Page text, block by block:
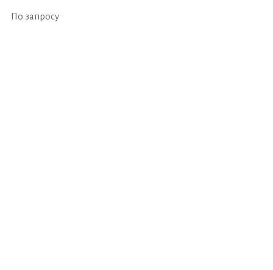
По запросу